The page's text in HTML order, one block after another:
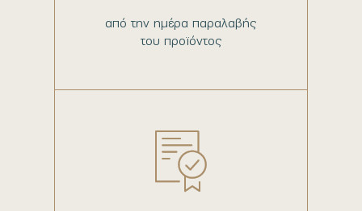
από την ημέρα παραλαβής
του προϊόντος